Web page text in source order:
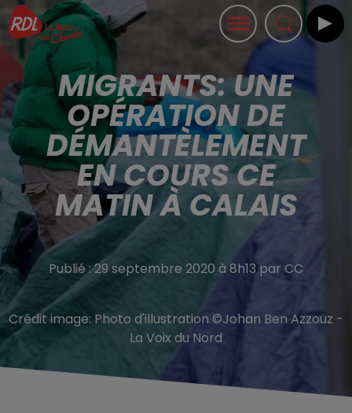
MIGRANTS: UNE
OPÉRATION DE
DÉMANTÈLEMENT
EN COURS CE
MATIN À CALAIS
Publié : 29 septembre 2020 à 8h13 par CC
Crédit image: Photo d'illustration ©Johan Ben Azzouz -
La Voix du Nord